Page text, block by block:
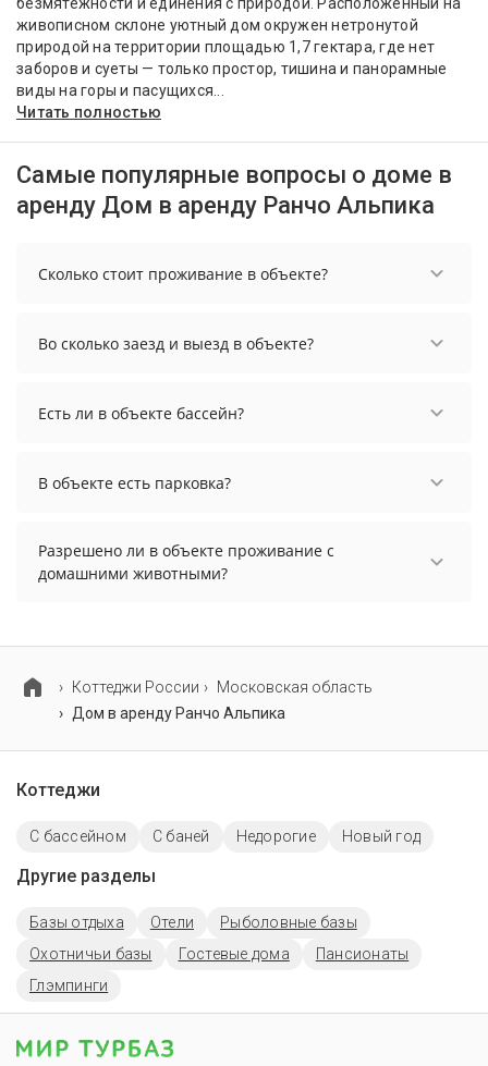
безмятежности и единения с природой. Расположенный на
живописном склоне уютный дом окружен нетронутой
природой на территории площадью 1,7 гектара, где нет
заборов и суеты — только простор, тишина и панорамные
виды на горы и пасущихся...
Читать полностью
Самые популярные вопросы о доме в
аренду Дом в аренду Ранчо Альпика
Сколько стоит проживание в объекте?
5487 рублей. Чтобы увидеть актуальные цены на
проживание, выберите нужные даты и
Во сколько заезд и выезд в объекте?
осуществить до 12:00.
Есть ли в объекте бассейн?
Температура в бассейне: 34 °C.
В объекте есть парковка?
перед бронированием у менеджера, возможно,
услуга оплачивается отдельно.
Разрешено ли в объекте проживание с
домашними животными?
Коттеджи России
Московская область
Дом в аренду Ранчо Альпика
Коттеджи
С бассейном С баней Недорогие Новый год
Другие разделы
Базы отдыха Отели
Рыболовные базы
Охотничьи базы
Гостевые дома
Пансионаты
Глэмпинги